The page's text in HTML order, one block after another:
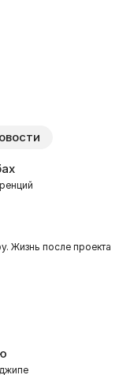
Жизнь после проекта